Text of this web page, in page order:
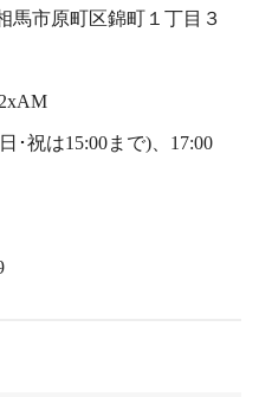
馬市原町区錦町１丁目３
･祝は15:00まで)、17:00